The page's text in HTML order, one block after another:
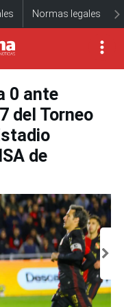
Normas legales
0 ante
del Torneo
de